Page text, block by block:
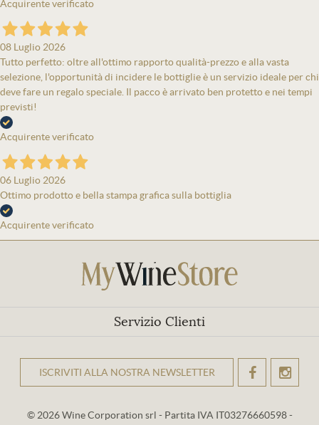
Acquirente verificato
08 Luglio 2026
Tutto perfetto: oltre all'ottimo rapporto qualità-prezzo e alla vasta
selezione, l'opportunità di incidere le bottiglie è un servizio ideale per chi
deve fare un regalo speciale. Il pacco è arrivato ben protetto e nei tempi
previsti!
Acquirente verificato
06 Luglio 2026
Ottimo prodotto e bella stampa grafica sulla bottiglia
Acquirente verificato
Servizio Clienti
ISCRIVITI ALLA NOSTRA NEWSLETTEROK
© 2026 Wine Corporation srl - Partita IVA IT03276660598 -